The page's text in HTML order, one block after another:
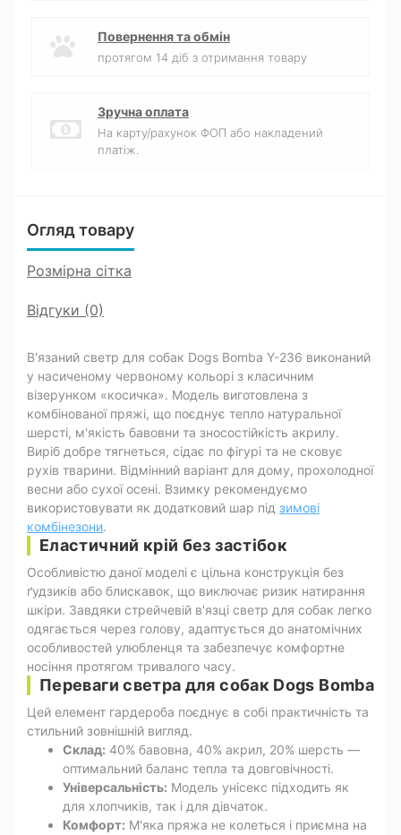
Повернення та обмін
протягом 14 діб з отримання товару
Зручна оплата
На карту/рахунок ФОП або накладений
платіж.
Огляд товару
Розмірна сітка
Відгуки (0)
В'язаний светр для собак Dogs Bomba Y-236 виконаний
у насиченому червоному кольорі з класичним
візерунком «косичка». Модель виготовлена з
комбінованої пряжі, що поєднує тепло натуральної
шерсті, м'якість бавовни та зносостійкість акрилу.
Виріб добре тягнеться, сідає по фігурі та не сковує
рухів тварини. Відмінний варіант для дому, прохолодної
весни або сухої осені. Взимку рекомендуємо
використовувати як додатковий шар під зимові
комбінезони.
Еластичний крій без застібок
Особливістю даної моделі є цільна конструкція без
ґудзиків або блискавок, що виключає ризик натирання
шкіри. Завдяки стрейчевій в'язці светр для собак легко
одягається через голову, адаптується до анатомічних
особливостей улюбленця та забезпечує комфортне
носіння протягом тривалого часу.
Переваги светра для собак Dogs Bomba
Цей елемент гардероба поєднує в собі практичність та
стильний зовнішній вигляд.
Склад: 40% бавовна, 40% акрил, 20% шерсть —
оптимальний баланс тепла та довговічності.
Універсальність: Модель унісекс підходить як
для хлопчиків, так і для дівчаток.
Комфорт: М'яка пряжа не колеться і приємна на